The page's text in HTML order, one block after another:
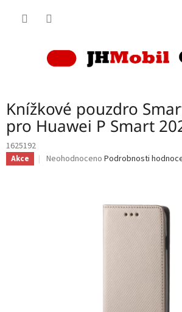
Knížkové pouzdro
pro Huawei P Smart
1625192
Akce
Průměrné
Neohodnoceno Podrobnosti